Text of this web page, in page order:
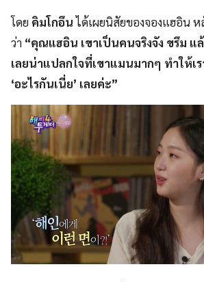
โดย คิมโกอึนได้เผยนิสัยของจองแฮอิน ห
ว่า “คุณแฮอิน เขาเป็นคนจริงจัง ขรึม แ
เลยน่าแปลกใจที่เขาแมนมากๆ ทำให้เ
‘อะไรกันเนี่ย’ เลยค่ะ”